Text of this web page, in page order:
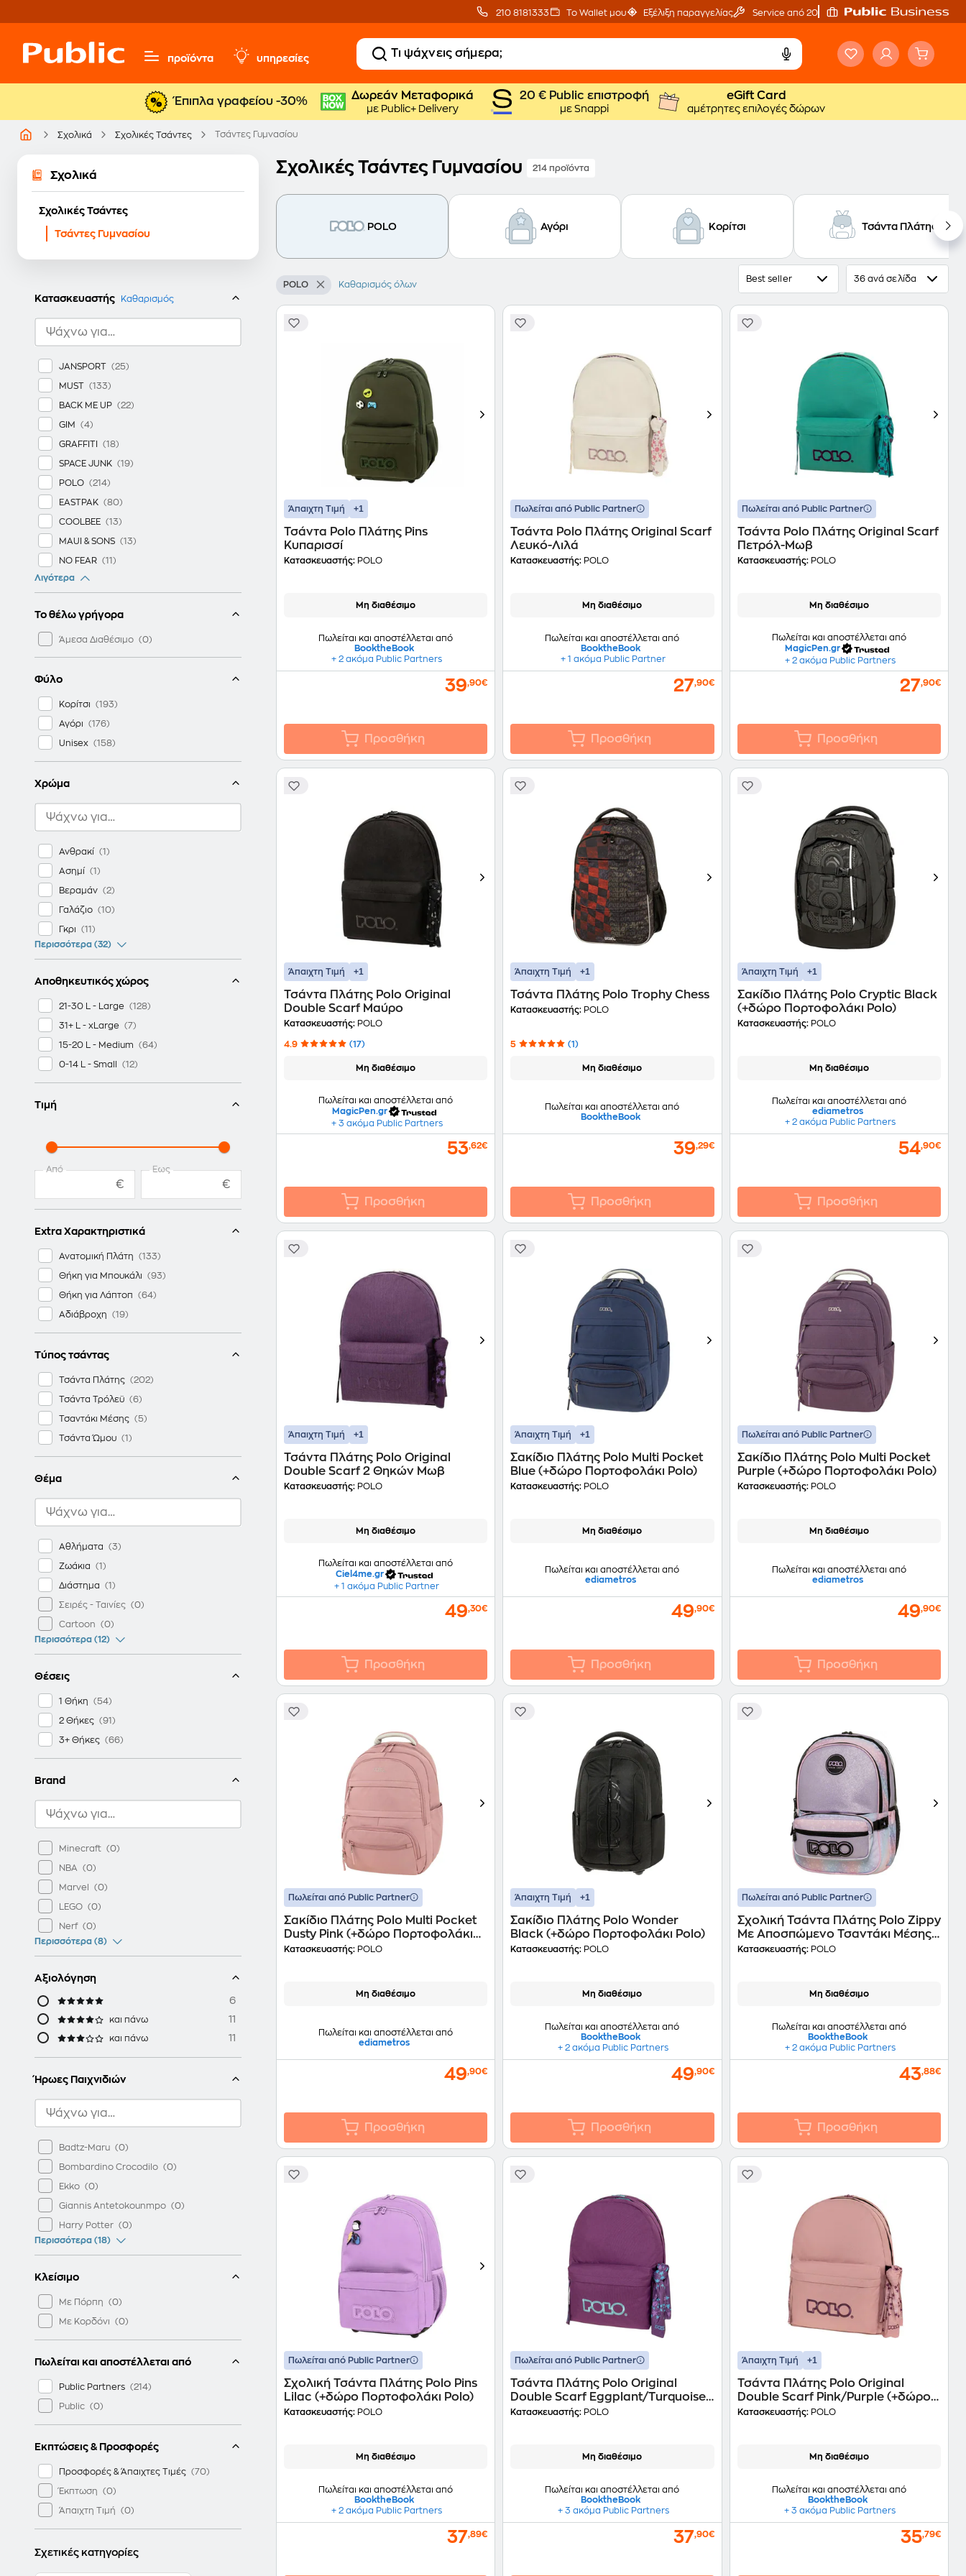
210 8181333 Το Wallet μου Εξέλιξη παραγγελίας Service από 20'
προϊόντα υπηρεσίες
Έπιπλα γραφείου -30% Δωρεάν Μεταφορικά
με Public+ Delivery
20 € Public επιστροφή
με Snappi
eGift Card
αμέτρητες επιλογές δώρων
Σχολικά Σχολικές Τσάντες Τσάντες Γυμνασίου
Σχολικά
Σχολικές Τσάντες
Τσάντες Γυμνασίου
Κατασκευαστής Καθαρισμός
JANSPORT
MUST
BACK ME UP
GIM
GRAFFITI
SPACE JUNK
POLO
EASTPAK
COOLBEE
MAUI & SONS
NO FEAR
LEGAMI
FJALLRAVEN
HERSCHEL
NBA
KIPLING
PEANUTS
RUSSELL
STYLIANOU
EXPLORE
GREEKLYCS
TERRANATION
SAFTA
SCHNEIDERS
Λιγότερα
Το θέλω γρήγορα
Άμεσα Διαθέσιμο
Φύλο
Κορίτσι
Αγόρι
Unisex
Χρώμα
Ανθρακί
Ασημί
Βεραμάν
Γαλάζιο
Γκρι
Περισσότερα (32)
Αποθηκευτικός χώρος
21-30 L - Large
31+ L - xLarge
15-20 L - Medium
0-14 L - Small
Τιμή
Από
€
Έως
€
Extra Χαρακτηριστικά
Ανατομική Πλάτη
Θήκη για Μπουκάλι
Θήκη για Λάπτοπ
Αδιάβροχη
Τύπος τσάντας
Τσάντα Πλάτης
Τσάντα Τρόλεϋ
Τσαντάκι Μέσης
Τσάντα Ώμου
Θέμα
Αθλήματα
Ζωάκια
Διάστημα
Σειρές - Ταινίες
Cartoon
Περισσότερα (12)
Θέσεις
1 Θήκη
2 Θήκες
3+ Θήκες
Brand
Minecraft
NBA
Marvel
LEGO
Nerf
Περισσότερα (8)
Αξιολόγηση
6
και πάνω 11
και πάνω 11
Ήρωες Παιχνιδιών
Badtz-Maru
Bombardino Crocodilo
Ekko
Giannis Antetokounmpo
Harry Potter
Περισσότερα (18)
Κλείσιμο
Με Πόρπη
Με Κορδόνι
Πωλείται και αποστέλλεται από
Public Partners
Public
Εκπτώσεις & Προσφορές
Προσφορές & Άπαιχτες Τιμές
Έκπτωση
Άπαιχτη Τιμή
Σχετικές κατηγορίες
Σχολικές Τσάντες Γυμνασίου 214 προϊόντα
POLO Αγόρι Κορίτσι Τσάντα Πλάτης
POLO Καθαρισμός όλων
Best seller 36 ανά σελίδα
Άπαιχτη Τιμή +1
Τσάντα Polo Πλάτης Pins
Κυπαρισσί
Κατασκευαστής: POLO
Μη διαθέσιμο
Πωλείται και αποστέλλεται από
BooktheBook
+ 2 ακόμα Public Partners
39,90€
Προσθήκη
Πωλείται από Public Partner
Τσάντα Polo Πλάτης Original Scarf
Λευκό-Λιλά
Κατασκευαστής: POLO
Μη διαθέσιμο
Πωλείται και αποστέλλεται από
BooktheBook
+ 1 ακόμα Public Partner
27,90€
Προσθήκη
Πωλείται από Public Partner
Τσάντα Polo Πλάτης Original Scarf
Πετρόλ-Μωβ
Κατασκευαστής:POLO
Μη διαθέσιμο
Πωλείται και αποστέλλεται από
MagicPen.gr
+ 2 ακόμα Public Partners
27,90€
Προσθήκη
Άπαιχτη Τιμή +1
Τσάντα Πλάτης Polo Original
Double Scarf Μαύρο
Κατασκευαστής: POLO
4.9 (17)
Μη διαθέσιμο
Πωλείται και αποστέλλεται από
MagicPen.gr
+ 3 ακόμα Public Partners
53,62€
Προσθήκη
Άπαιχτη Τιμή +1
Τσάντα Πλάτης Polo Trophy Chess
Κατασκευαστής: POLO
5 (1)
Μη διαθέσιμο
Πωλείται και αποστέλλεται από
BooktheBook
39,29€
Προσθήκη
Άπαιχτη Τιμή +1
Σακίδιο Πλάτης Polo Cryptic Black
(+δώρο Πορτοφολάκι Polo)
Κατασκευαστής:POLO
Μη διαθέσιμο
Πωλείται και αποστέλλεται από
ediametros
+ 2 ακόμα Public Partners
54,90€
Προσθήκη
Άπαιχτη Τιμή +1
Τσάντα Πλάτης Polo Original
Double Scarf 2 Θηκών Μωβ
Κατασκευαστής: POLO
Μη διαθέσιμο
Πωλείται και αποστέλλεται από
Ciel4me.gr
+ 1 ακόμα Public Partner
49,30€
Προσθήκη
Άπαιχτη Τιμή +1
Σακίδιο Πλάτης Polo Multi Pocket
Blue (+δώρο Πορτοφολάκι Polo)
Κατασκευαστής: POLO
Μη διαθέσιμο
Πωλείται και αποστέλλεται από
ediametros
49,90€
Προσθήκη
Πωλείται από Public Partner
Σακίδιο Πλάτης Polo Multi Pocket
Purple (+δώρο Πορτοφολάκι Polo)
Κατασκευαστής:POLO
Μη διαθέσιμο
Πωλείται και αποστέλλεται από
ediametros
49,90€
Προσθήκη
Πωλείται από Public Partner
Σακίδιο Πλάτης Polo Multi Pocket
Dusty Pink (+δώρο Πορτοφολάκι
Polo)
Κατασκευαστής: POLO
Μη διαθέσιμο
Πωλείται και αποστέλλεται από
ediametros
49,90€
Προσθήκη
Άπαιχτη Τιμή +1
Σακίδιο Πλάτης Polo Wonder
Black (+δώρο Πορτοφολάκι Polo)
Κατασκευαστής: POLO
Μη διαθέσιμο
Πωλείται και αποστέλλεται από
BooktheBook
+ 2 ακόμα Public Partners
49,90€
Προσθήκη
Πωλείται από Public Partner
Σχολική Τσάντα Πλάτης Polo Zippy
Με Αποσπώμενο Τσαντάκι Μέσης
Heart
Κατασκευαστής:POLO
Μη διαθέσιμο
Πωλείται και αποστέλλεται από
BooktheBook
+ 2 ακόμα Public Partners
43,88€
Προσθήκη
Πωλείται από Public Partner
Σχολική Τσάντα Πλάτης Polo Pins
Lilac (+δώρο Πορτοφολάκι Polo)
Κατασκευαστής: POLO
Μη διαθέσιμο
Πωλείται και αποστέλλεται από
BooktheBook
+ 2 ακόμα Public Partners
37,89€
Πωλείται από Public Partner
Τσάντα Πλάτης Polo Original
Double Scarf Eggplant/Turquoise
(+δώρο Πορτοφολάκι Polo)
Κατασκευαστής: POLO
Μη διαθέσιμο
Πωλείται και αποστέλλεται από
BooktheBook
+ 3 ακόμα Public Partners
37,90€
Άπαιχτη Τιμή +1
Τσάντα Πλάτης Polo Original
Double Scarf Pink/Purple (+δώρο
Πορτοφολάκι Polo)
Κατασκευαστής:POLO
Μη διαθέσιμο
Πωλείται και αποστέλλεται από
BooktheBook
+ 3 ακόμα Public Partners
35,79€